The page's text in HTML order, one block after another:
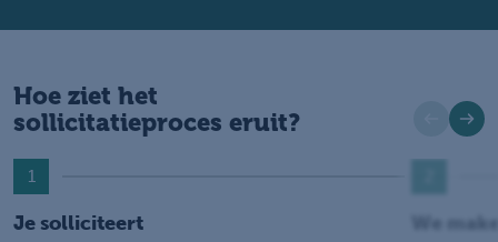
Hoe ziet het
sollicitatieproces eruit?
1
Je solliciteert We